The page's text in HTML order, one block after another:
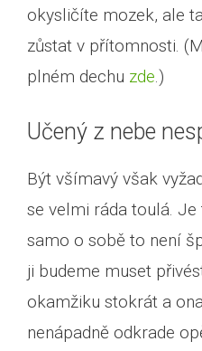
okysličíte mozek, ale
zůstat v přítomnosti.
plném dechu zde.)
Učený z nebe
Být všímavý však
se velmi ráda toulá.
samo o sobě to není
ji budeme muset
okamžiku stokrát a
nenápadně odkrade